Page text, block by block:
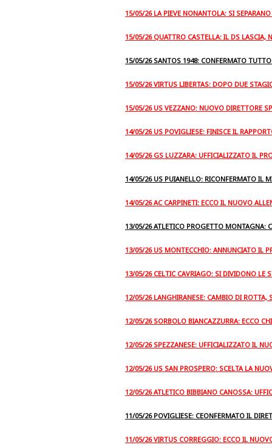
15/05/26 LA PIEVE NONANTOLA: SI
15/05/26 QUATTRO CASTELLA: IL DS LASCIA,
15/05/26 SANTOS 1948: CONFERMATO
15/05/26 VIRTUS LIBERTAS: DOPO DUE
15/05/26 US VEZZANO: NUOVO DIRETTORE
14/05/26 US POVIGLIESE: FINISCE IL
14/05/26 GS LUZZARA: UFFICIALIZZATO IL
14/05/26 US PUIANELLO: RICONFERMATO IL
14/05/26 AC CARPINETI: ECCO IL NUOVO
13/05/26 ATLETICO PROGETTO MONTAGNA:
13/05/26 US MONTECCHIO: ANNUNCIATO IL
13/05/26 CELTIC CAVRIAGO: SI DIVIDONO LE
12/05/26 LANGHIRANESE: CAMBIO DI ROTTA,
12/05/26 SORBOLO BIANCAZZURRA: ECCO
12/05/26 SPEZZANESE: UFFICIALIZZATO IL
12/05/26 US SAN PROSPERO: SCELTA LA
12/05/26 ATLETICO BIBBIANO CANOSSA:
11/05/26 POVIGLIESE: CEONFERMATO IL
11/05/26 VIRTUS CORREGGIO: ECCO IL